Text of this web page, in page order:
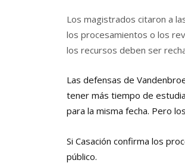
Los magistrados citaron a
los procesamientos o los
los recursos deben ser
Las defensas de
tener más tiempo de
para la misma fecha. Pero
Si Casación confirma los
público.